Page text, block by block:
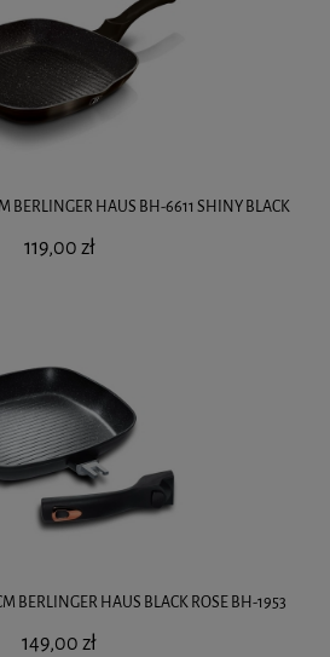
BERLINGER HAUS BH-6611 SHINY BLACK
119,00 zł
BERLINGER HAUS BLACK ROSE BH-1953
149,00 zł